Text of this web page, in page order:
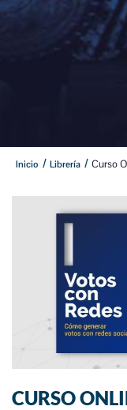
Inicio / Librería / Curso
CURSO